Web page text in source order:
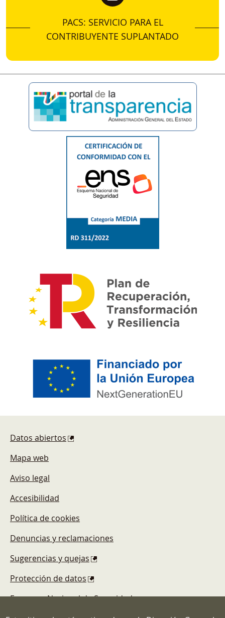
PACS: SERVICIO PARA EL
CONTRIBUYENTE SUPLANTADO
Datos abiertos
Mapa web
Aviso legal
Accesibilidad
Política de cookies
Denuncias y reclamaciones
Sugerencias y quejas
Protección de datos
Esquema Nacional de Seguridad